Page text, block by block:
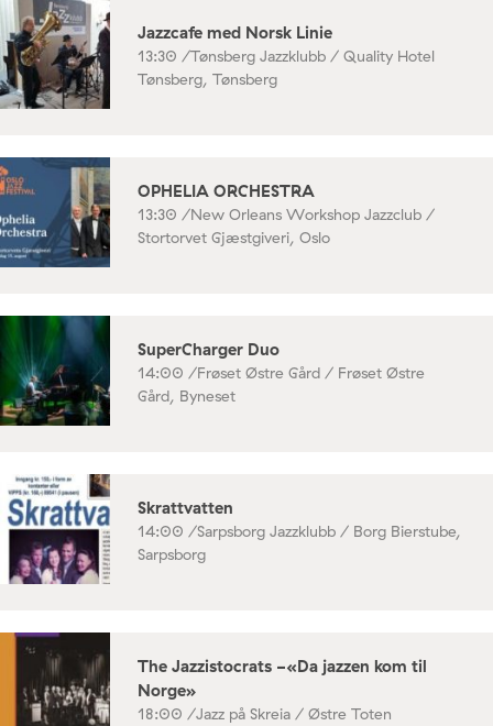
Jazzcafe med Norsk Linie
13:30 /Tønsberg Jazzklubb / Quality Hotel
Tønsberg, Tønsberg
OPHELIA ORCHESTRA
13:30 /New Orleans Workshop Jazzclub /
Stortorvet Gjæstgiveri, Oslo
SuperCharger Duo
14:00 /Frøset Østre Gård / Frøset Østre
Gård, Byneset
Skrattvatten
14:00 /Sarpsborg Jazzklubb / Borg Bierstube,
Sarpsborg
The Jazzistocrats -«Da jazzen kom til
Norge»
18:00 /Jazz på Skreia / Østre Toten